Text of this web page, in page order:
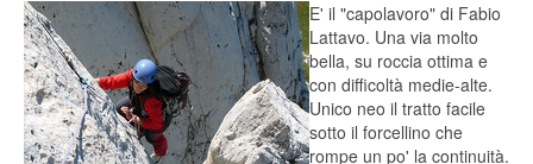
E' il "capolavoro" di Fabio
Lattavo. Una via molto
bella, su roccia ottima e
con difficoltà medie-alte.
Unico neo il tratto facile
sotto il forcellino che
rompe un po' la continuità.